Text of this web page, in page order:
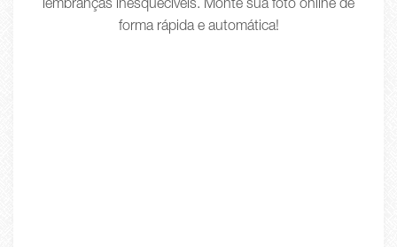
lembranças inesquecíveis. Monte sua foto online de
forma rápida e automática!